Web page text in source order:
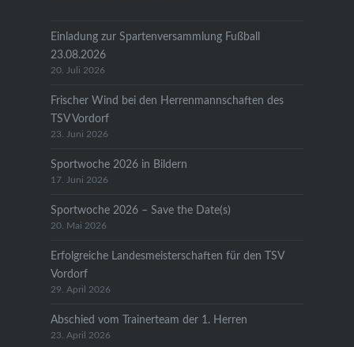
Einladung zur Spartenversammlung Fußball
23.08.2026
20. Juli 2026
Frischer Wind bei den Herrenmannschaften des
TSV Vordorf
23. Juni 2026
Sportwoche 2026 in Bildern
17. Juni 2026
Sportwoche 2026 – Save the Date(s)
20. Mai 2026
Erfolgreiche Landesmeisterschaften für den TSV
Vordorf
29. April 2026
Abschied vom Trainerteam der 1. Herren
23. April 2026